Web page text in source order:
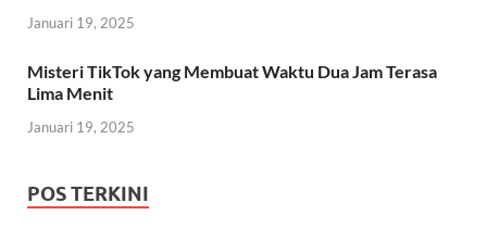
Januari 19, 2025
Misteri TikTok yang Membuat Waktu Dua Jam Terasa
Lima Menit
Januari 19, 2025
POS TERKINI